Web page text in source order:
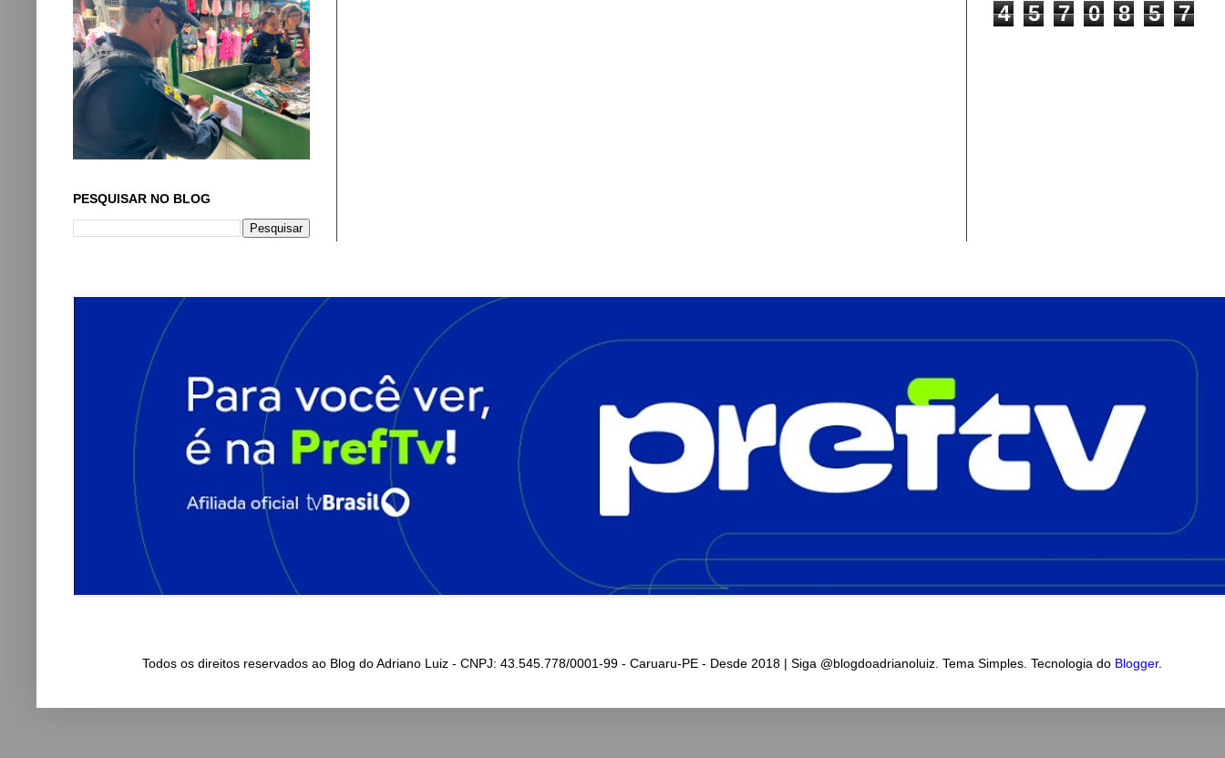
PESQUISAR NO BLOG
4 5 7 0 8 5 7
Todos os direitos reservados ao Blog do Adriano Luiz - CNPJ: 43.545.778/0001-99 - Caruaru-PE - Desde 2018 | Siga @blogdoadrianoluiz. Tema Simples. Tecnologia do Blogger.